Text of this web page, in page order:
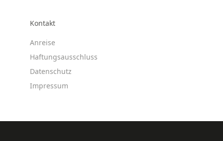
Kontakt
Anreise
Haftungsausschluss
Datenschutz
Impressum